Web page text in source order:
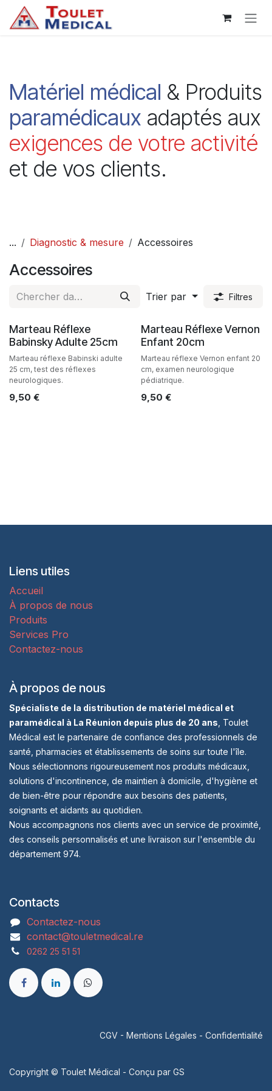
Se rendre au contenu
Matériel médical & Produits
paramédicaux adaptés aux
exigences de votre activité
et de vos clients.
... Diagnostic & mesure Accessoires
Accessoires
Trier par Filtres
Marteau Réflexe
Babinsky Adulte 25cm
Marteau réflexe Babinski adulte
25 cm, test des réflexes
neurologiques.
9,50 €
Marteau Réflexe Vernon
Enfant 20cm
Marteau réflexe Vernon enfant 20
cm, examen neurologique
pédiatrique.
9,50 €
Liens utiles
Accueil
À propos de nous
Produits
Services Pro
Contactez-nous
À propos de nous
Spécialiste de la distribution de matériel médical et
paramédical à La Réunion depuis plus de 20 ans , Toulet
Médical est le partenaire de confiance des professionnels de
santé, pharmacies et établissements de soins sur toute l'île.
Nous sélectionnons rigoureusement nos produits médicaux,
solutions d'incontinence, de maintien à domicile, d'hygiène et
de bien-être pour répondre aux besoins des patients,
soignants et aidants au quotidien.
Nous accompagnons nos clients avec un service de proximité,
des conseils personnalisés et une livraison sur l'ensemble du
département 974.
Contacts
Contactez-nous
contact@touletmedical.re
0262 25 51 51
CGV - Mentions Légales - Confidentialité
Copyright © Toulet Médical - Conçu par GS